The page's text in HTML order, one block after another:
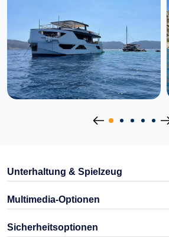
Unterhaltung & Spielzeug
Multimedia-Optionen
Sicherheitsoptionen